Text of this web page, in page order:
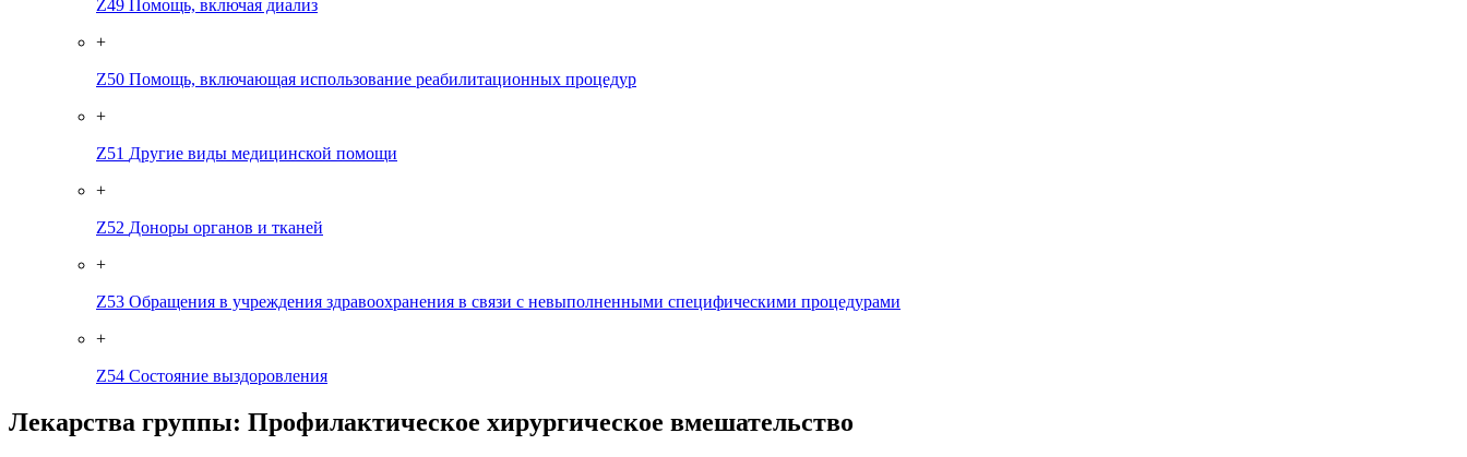
Z49 Помощь, включая диализ
+
Z50 Помощь, включающая использование реабилитационных процедур
+
Z51 Другие виды медицинской помощи
+
Z52 Доноры органов и тканей
+
Z53 Обращения в учреждения здравоохранения в связи с невыполненными специфическими процедурами
+
Z54 Состояние выздоровления
Лекарства группы: Профилактическое хирургическое вмешательство